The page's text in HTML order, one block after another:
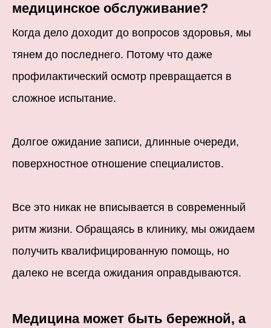
медицинское обслуживание?
Когда дело доходит до вопросов здоровья, мы
тянем до последнего. Потому что даже
профилактический осмотр превращается в
сложное испытание.
Долгое ожидание записи, длинные очереди,
поверхностное отношение специалистов.
Все это никак не вписывается в современный
ритм жизни. Обращаясь в клинику, мы ожидаем
получить квалифицированную помощь, но
далеко не всегда ожидания оправдываются.
Медицина может быть бережной, а